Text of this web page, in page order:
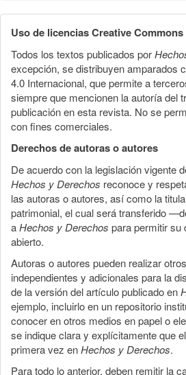
Uso de licencias Creative Commons
Todos los textos publicados por
excepción, se distribuyen amparados
4.0 Internacional, que permite a
siempre que mencionen la autoría del
publicación en esta revista. No se
con fines comerciales.
Derechos de autoras o autores
De acuerdo con la legislación vigente
Hechos y Derechos reconoce y
las autoras o autores, así como la
patrimonial, el cual será transferido
aHechos y Derechos para permitir su
abierto.
Autoras o autores pueden realizar
independientes y adicionales para la
de la versión del artículo publicado en
ejemplo, incluirlo en un repositorio
conocer en otros medios en papel o
se indique clara y explícitamente que
primera vez enHechos y Derechos.
Para todo lo anterior, deben remitir la